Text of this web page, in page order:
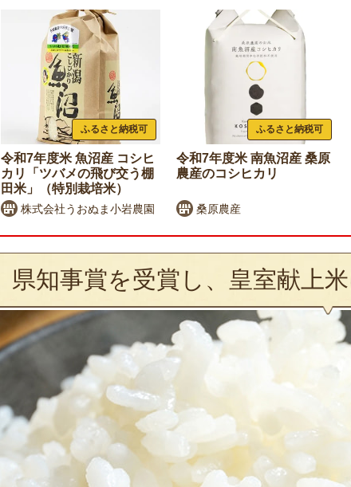
ふるさと納税可
令和7年度米 魚沼産 コシヒ
カリ「ツバメの飛び交う棚
田米」（特別栽培米）
株式会社うおぬま小岩農園
ふるさと納税可
令和7年度米 南魚沼産 桑原
農産のコシヒカリ
桑原農産
県知事賞を受賞し、皇室献上